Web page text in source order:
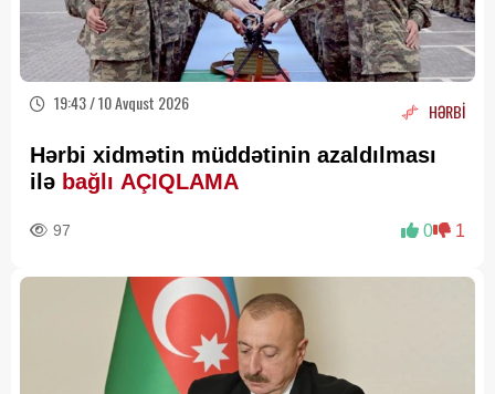
19:43 / 10 Avqust 2026 HƏRBİ
Hərbi xidmətin müddətinin azaldılması
ilə bağlı AÇIQLAMA
97 0 1